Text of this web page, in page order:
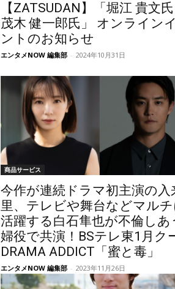
【ZATSUDAN】「堀江 貴⽂
茂木 健一郎氏」 オンライン
ントのお知らせ
エンタメNOW 編集部 - 2024年10月31日
商品サービス
今作が連続ドラマ初主演の入
里、テレビや舞台などマルチ
活躍する白石隼也が不倫しあ
婦役で共演！BSテレ東1月ク
DRAMA ADDICT「蜜と毒」
エンタメNOW 編集部 - 2023年11月26日